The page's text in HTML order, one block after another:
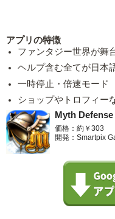
アプリの特徴
ファンタジー世界が舞
ヘルプ含む全てが日本
一時停止・倍速モード
ショップやトロフィー
Myth Defense
価格：約￥303
開発：Smartpix